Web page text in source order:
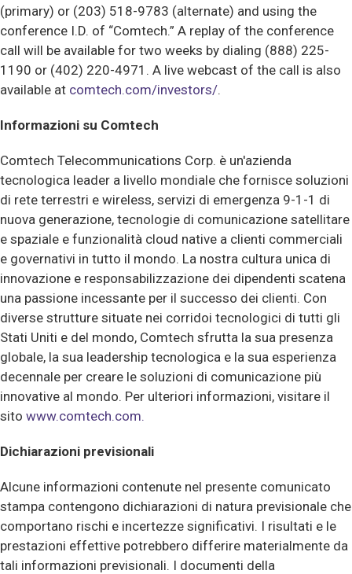
(primary) or (203) 518-9783 (alternate) and using the
conference I.D. of “Comtech.” A replay of the conference
call will be available for two weeks by dialing (888) 225-
1190 or (402) 220-4971. A live webcast of the call is also
available at comtech.com/investors/.
Informazioni su Comtech
Comtech Telecommunications Corp. è un'azienda
tecnologica leader a livello mondiale che fornisce soluzioni
di rete terrestri e wireless, servizi di emergenza 9-1-1 di
nuova generazione, tecnologie di comunicazione satellitare
e spaziale e funzionalità cloud native a clienti commerciali
e governativi in tutto il mondo. La nostra cultura unica di
innovazione e responsabilizzazione dei dipendenti scatena
una passione incessante per il successo dei clienti. Con
diverse strutture situate nei corridoi tecnologici di tutti gli
Stati Uniti e del mondo, Comtech sfrutta la sua presenza
globale, la sua leadership tecnologica e la sua esperienza
decennale per creare le soluzioni di comunicazione più
innovative al mondo. Per ulteriori informazioni, visitare il
sito www.comtech.com.
Dichiarazioni previsionali
Alcune informazioni contenute nel presente comunicato
stampa contengono dichiarazioni di natura previsionale che
comportano rischi e incertezze significativi. I risultati e le
prestazioni effettive potrebbero differire materialmente da
tali informazioni previsionali. I documenti della